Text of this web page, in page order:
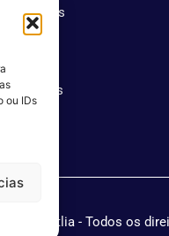
ou IDs
Soluções
Carreiras
Antlia - Todos os